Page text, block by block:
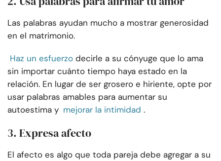
Las palabras ayudan mucho a mostrar generosidad
en el matrimonio.
Haz un esfuerzo decirle a su cónyuge que lo ama
sin importar cuánto tiempo haya estado en la
relación. En lugar de ser grosero e hiriente, opte por
usar palabras amables para aumentar su
autoestima y mejorar la intimidad .
3. Expresa afecto
El afecto es algo que toda pareja debe agregar a su